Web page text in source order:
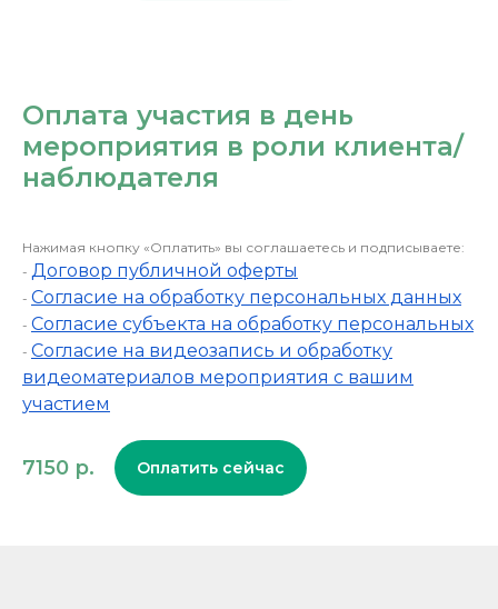
Оплата участия в день
мероприятия в роли клиента/
наблюдателя
Нажимая кнопку «Оплатить» вы соглашаетесь и подписываете:
- Договор публичной оферты
- Согласие на обработку персональных данных
- Согласие субъекта на обработку персональных
- Согласие на видеозапись и обработку
видеоматериалов мероприятия с вашим
участием
7150 р. Оплатить сейчас